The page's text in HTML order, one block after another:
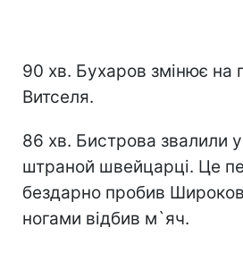
90 хв. Бухаров змінює на
Витселя.
86 хв. Бистрова звалили у
штраной швейцарці. Це
бездарно пробив
ногами відбив м`яч.